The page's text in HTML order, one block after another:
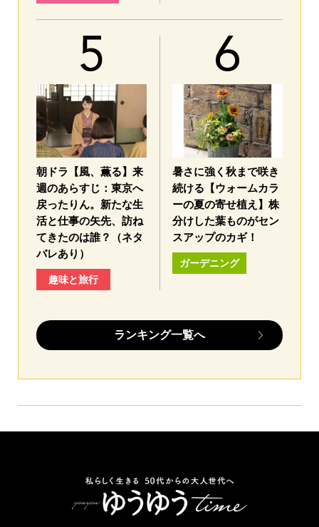
朝ドラ【風、薫る】来
週のあらすじ：東京へ
戻ったりん。新たな生
活と仕事の矢先、訪ね
てきたのは誰？（ネタ
バレあり）
趣味と旅行
暑さに強く秋まで咲き
続ける【ウォームカラ
ーの夏の寄せ植え】株
分けした葉ものがセン
スアップのカギ！
ガーデニング
ランキング一覧へ